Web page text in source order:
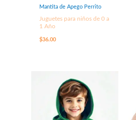
Mantita de Apego Perrito
Juguetes para niños de 0 a
1 Año
$36.00